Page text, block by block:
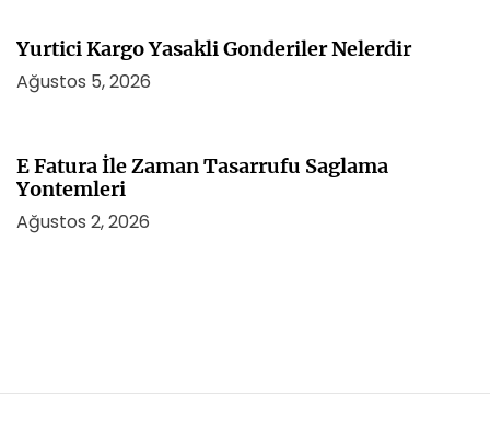
Yurtici Kargo Yasakli Gonderiler Nelerdir
Ağustos 5, 2026
E Fatura İle Zaman Tasarrufu Saglama
Yontemleri
Ağustos 2, 2026